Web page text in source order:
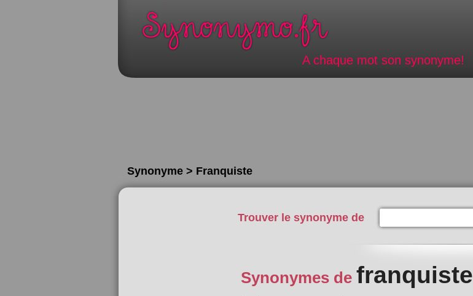
A chaque mot son synonyme!
Synonyme > Franquiste
Trouver le synonyme de
Synonymes de franquiste